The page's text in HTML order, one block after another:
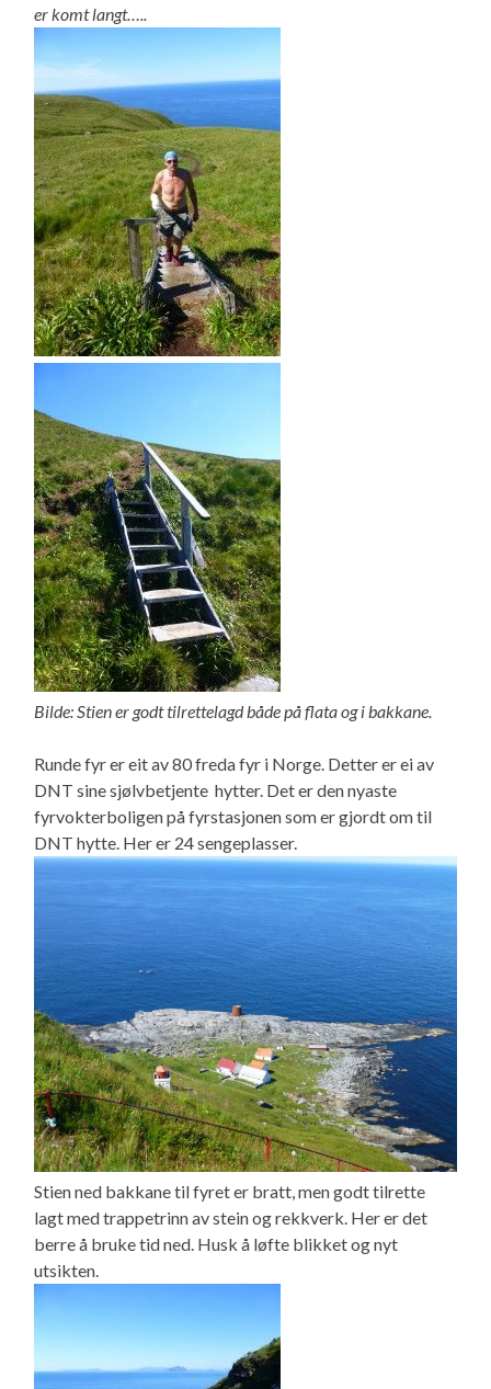
er komt langt…..
Bilde: Stien er godt tilrettelagd både på flata og i bakkane.
Runde fyr er eit av 80 freda fyr i Norge. Detter er ei av
DNT sine sjølvbetjente hytter. Det er den nyaste
fyrvokterboligen på fyrstasjonen som er gjordt om til
DNT hytte. Her er 24 sengeplasser.
Stien ned bakkane til fyret er bratt, men godt tilrette
lagt med trappetrinn av stein og rekkverk. Her er det
berre å bruke tid ned. Husk å løfte blikket og nyt
utsikten.